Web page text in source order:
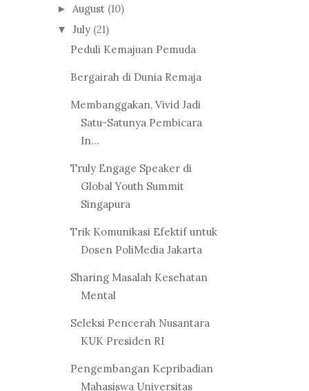
► August (10)
▼ July (21)
Peduli Kemajuan Pemuda
Bergairah di Dunia Remaja
Membanggakan, Vivid Jadi
Satu-Satunya Pembicara
In...
Truly Engage Speaker di
Global Youth Summit
Singapura
Trik Komunikasi Efektif untuk
Dosen PoliMedia Jakarta
Sharing Masalah Kesehatan
Mental
Seleksi Pencerah Nusantara
KUK Presiden RI
Pengembangan Kepribadian
Mahasiswa Universitas